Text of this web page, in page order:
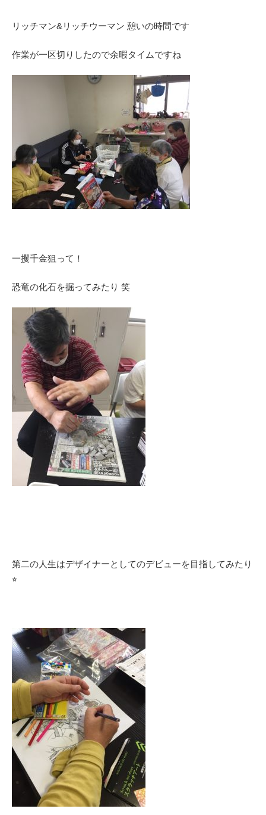
リッチマン&リッチウーマン 憩いの時間です
作業が一区切りしたので余暇タイムですね
一攫千金狙って！
恐竜の化石を掘ってみたり 笑
第二の人生はデザイナーとしてのデビューを目指してみたり
⭐︎